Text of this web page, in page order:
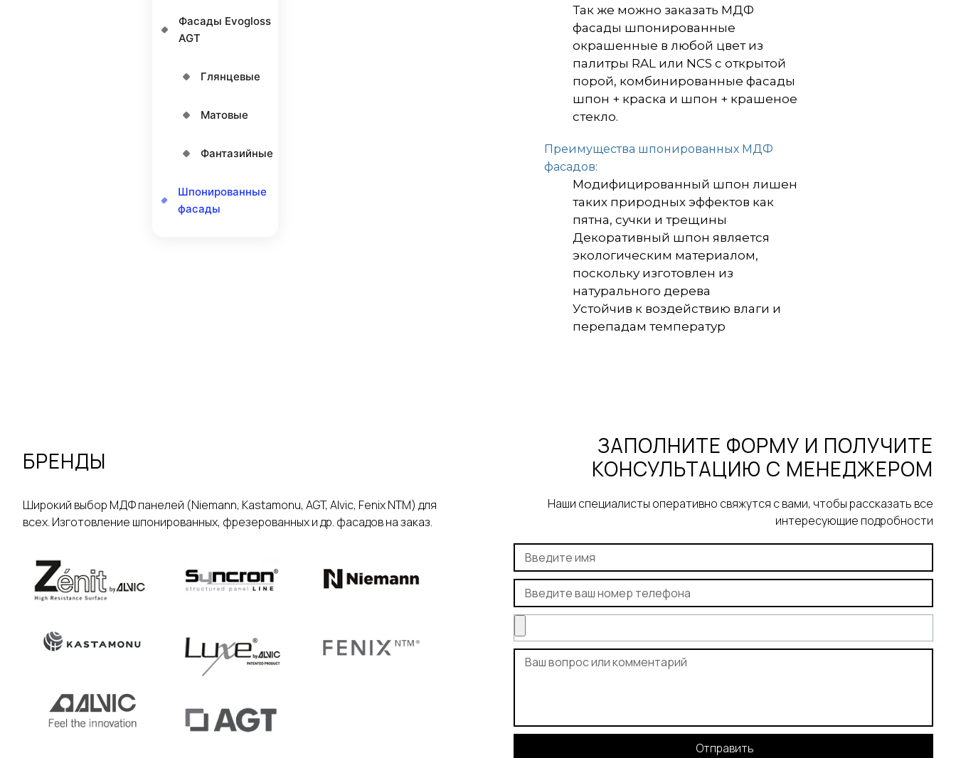
Фасады Еvogloss
AGT
Глянцевые
Матовые
Фантазийные
Шпонированные
фасады
Так же можно заказать МДФ
фасады шпонированные
окрашенные в любой цвет из
палитры RAL или NCS с открытой
порой, комбинированные фасады
шпон + краска и шпон + крашеное
стекло.
Преимущества шпонированных МДФ
фасадов:
Модифицированный шпон лишен
таких природных эффектов как
пятна, сучки и трещины
Декоративный шпон является
экологическим материалом,
поскольку изготовлен из
натурального дерева
Устойчив к воздействию влаги и
перепадам температур
БРЕНДЫ
Широкий выбор МДФ панелей (Niemann, Kastamonu, AGT, Alvic, Fenix NTM) для
всех. Изготовление шпонированных, фрезерованных и др. фасадов на заказ.
ЗАПОЛНИТЕ ФОРМУ И ПОЛУЧИТЕ
КОНСУЛЬТАЦИЮ С МЕНЕДЖЕРОМ
Наши специалисты оперативно свяжутся с вами, чтобы рассказать все
интересующие подробности
Отправить